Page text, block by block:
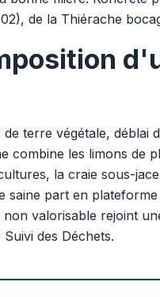
de la Thiérache
terre végétale,
combine les limons de
la craie sous-
saine part en
valorisable rejoint
des Déchets.